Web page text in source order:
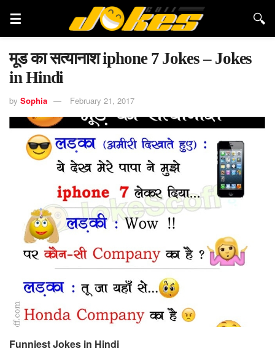
मूड का सत्यानाश iphone 7 Jokes – Jokes
in Hindi
by Sophia February 21, 2017
Funniest Jokes in Hindi